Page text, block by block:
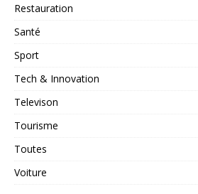
Restauration
Santé
Sport
Tech & Innovation
Televison
Tourisme
Toutes
Voiture